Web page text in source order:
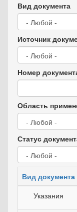
Вид документа
Источник
Номер
Область
Статус
Вид документа
Указания